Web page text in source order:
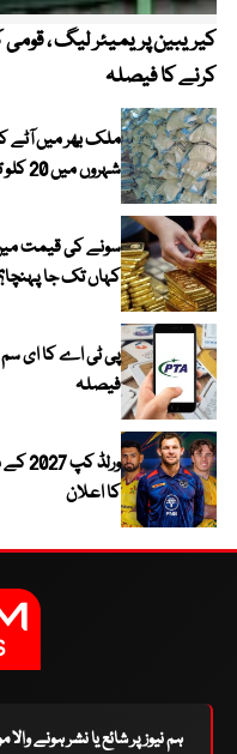
کرنے کا فیصلہ
ملک بھر میں آٹے
شہروں میں 20 کلو تھیلا 100 روپے تک مہنگا
سونے کی قیمت
کہاں تک جا
پی ٹی اے کا ای سم
فیصلہ
کا اعلان
ہم نیوز پر شائع یا نشر ہونے